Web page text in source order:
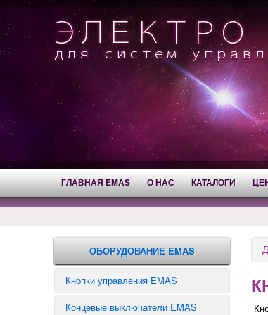
ГЛАВНАЯ EMAS О НАС КАТАЛОГИ
ОБОРУДОВАНИЕ EMAS
Кнопки управления EMAS
Аварийные кнопки
Концевые выключатели EMAS